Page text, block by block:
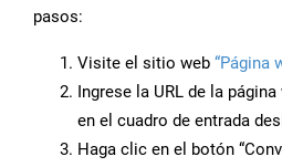
pasos:
Visite el sitio web “Página
Ingrese la URL de la
en el cuadro de entrada
Haga clic en el botón